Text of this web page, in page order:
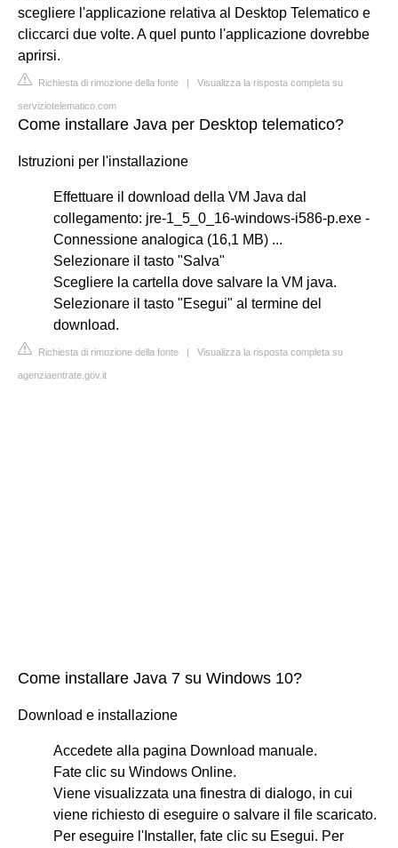
scegliere l'applicazione relativa al Desktop Telematico e
cliccarci due volte. A quel punto l'applicazione dovrebbe
aprirsi.
Richiesta di rimozione della fonte | Visualizza la risposta completa su
serviziotelematico.com
Come installare Java per Desktop telematico?
Istruzioni per l'installazione
Effettuare il download della VM Java dal
collegamento: jre-1_5_0_16-windows-i586-p.exe -
Connessione analogica (16,1 MB) ...
Selezionare il tasto "Salva"
Scegliere la cartella dove salvare la VM java.
Selezionare il tasto "Esegui" al termine del
download.
Richiesta di rimozione della fonte | Visualizza la risposta completa su
agenziaentrate.gov.it
Come installare Java 7 su Windows 10?
Download e installazione
Accedete alla pagina Download manuale.
Fate clic su Windows Online.
Viene visualizzata una finestra di dialogo, in cui
viene richiesto di eseguire o salvare il file scaricato.
Per eseguire l'Installer, fate clic su Esegui. Per